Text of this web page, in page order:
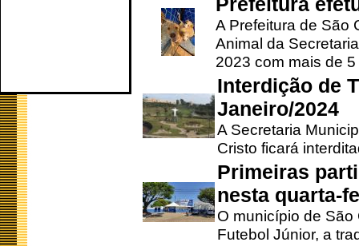
A Prefeitura de São
Animal da
2023 com mais de 5
Interdição de
Janeiro/2024
A Secretaria
Cristo ficará
Primeiras
nesta quarta-
O município de
Futebol Júnior, a